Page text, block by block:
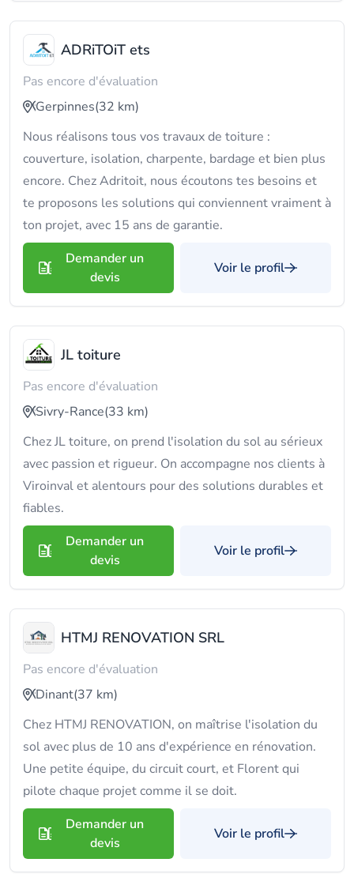
ADRiTOiT ets
Pas encore d'évaluation
Gerpinnes(32 km)
Nous réalisons tous vos travaux de toiture :
couverture, isolation, charpente, bardage et bien plus
encore. Chez Adritoit, nous écoutons tes besoins et
te proposons les solutions qui conviennent vraiment à
ton projet, avec 15 ans de garantie.
Demander un
devis
Voir le profil
JL toiture
Pas encore d'évaluation
Sivry-Rance(33 km)
Chez JL toiture, on prend l'isolation du sol au sérieux
avec passion et rigueur. On accompagne nos clients à
Viroinval et alentours pour des solutions durables et
fiables.
Demander un
devis
Voir le profil
HTMJ RENOVATION SRL
Pas encore d'évaluation
Dinant(37 km)
Chez HTMJ RENOVATION, on maîtrise l'isolation du
sol avec plus de 10 ans d'expérience en rénovation.
Une petite équipe, du circuit court, et Florent qui
pilote chaque projet comme il se doit.
Demander un
devis
Voir le profil